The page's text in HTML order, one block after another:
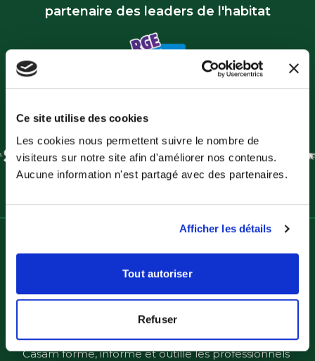
Ce site utilise des cookies
Les cookies nous permettent suivre le nombre de
visiteurs sur notre site afin d'améliorer nos contenus.
Aucune information n'est partagé avec des partenaires.
Afficher les détails
Tout autoriser
Refuser
partenaire des leaders de l'habitat
Casam forme, informe et outille les professionnels